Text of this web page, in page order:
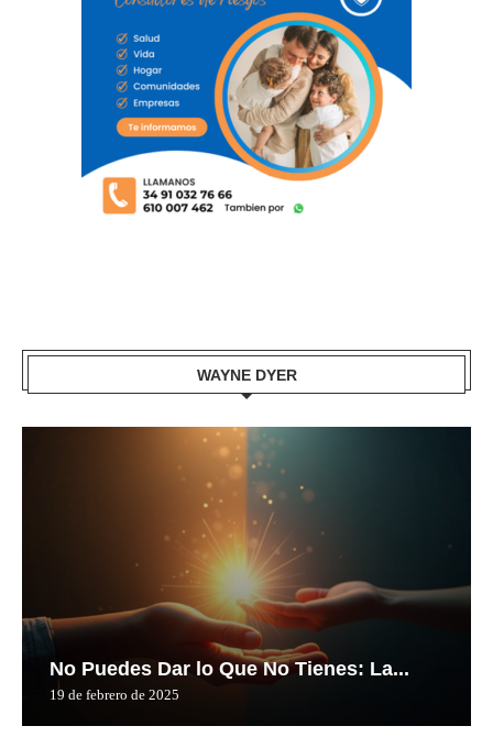
WAYNE DYER
No Puedes Dar lo Que No Tienes: La...
19 de febrero de 2025